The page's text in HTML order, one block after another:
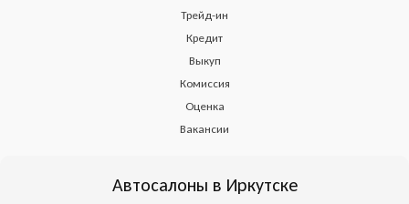
Трейд-ин
Кредит
Выкуп
Комиссия
Оценка
Вакансии
Автосалоны в Иркутске